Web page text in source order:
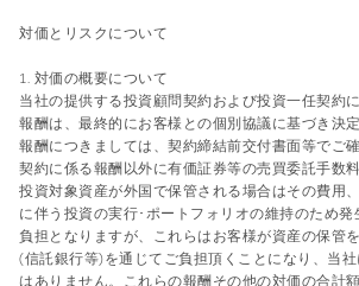
対価とリスクについて
1. 対価の概要について
当社の提供する投資顧問契約および投資一任契約
報酬は、最終的にお客様との個別協議に基づき決
報酬につきましては、契約締結前交付書面等でご
契約に係る報酬以外に有価証券等の売買委託手数
投資対象資産が外国で保管される場合はその費用
に伴う投資の実行･ポートフォリオの維持のため
負担となりますが、これらはお客様が資産の保管
(信託銀行等)を通じてご負担頂くことになり、当
はありません。これらの報酬その他の対価の合計